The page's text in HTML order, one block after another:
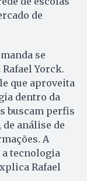
de
se
Yorck.
que aproveita
dentro da
buscam perfis
análise de
A
a tecnologia
Rafael